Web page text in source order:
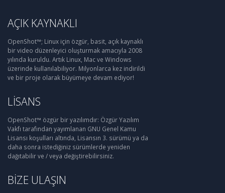
AÇIK KAYNAKLI
OpenShot™; Linux için özgür, basit, açık kaynaklı
bir video düzenleyici oluşturmak amacıyla 2008
yılında kuruldu. Artık Linux, Mac ve Windows
üzerinde kullanılabiliyor. Milyonlarca kez indirildi
ve bir proje olarak büyümeye devam ediyor!
LISANS
OpenShot™ özgür bir yazılımdır: Özgür Yazılım
Vakfı tarafından yayımlanan GNU Genel Kamu
Lisansı koşulları altında, Lisansın 3. sürümü ya da
daha sonra istediğiniz sürümlerde yeniden
dağıtabilir ve / veya değiştirebilirsiniz.
BIZE ULAŞIN